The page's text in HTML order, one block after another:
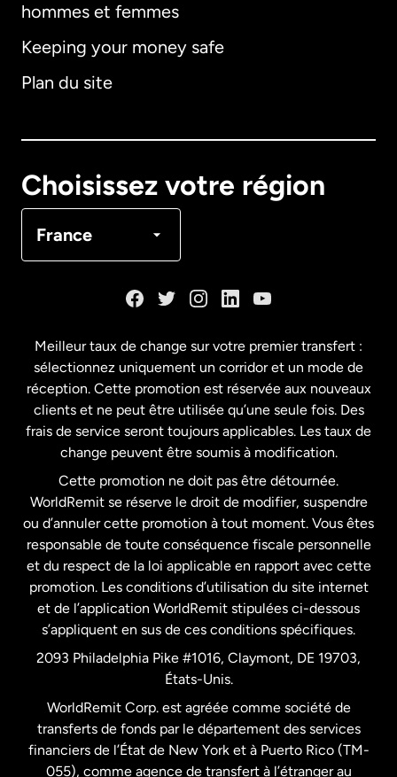
hommes et femmes
Keeping your money safe
Plan du site
Choisissez votre région
France
Allemagne
Français
États-Unis English
États-Unis Español
France
Malaisie
Nouvelle-Zélande
Pays-Bas
Royaume-Uni
Suède
Meilleur taux de change sur votre premier transfert :
sélectionnez uniquement un corridor et un mode de
réception. Cette promotion est réservée aux nouveaux
clients et ne peut être utilisée qu’une seule fois. Des
frais de service seront toujours applicables. Les taux de
change peuvent être soumis à modification.
Cette promotion ne doit pas être détournée.
WorldRemit se réserve le droit de modifier, suspendre
ou d’annuler cette promotion à tout moment. Vous êtes
responsable de toute conséquence fiscale personnelle
et du respect de la loi applicable en rapport avec cette
promotion. Les conditions d’utilisation du site internet
et de l’application WorldRemit stipulées ci-dessous
s’appliquent en sus de ces conditions spécifiques.
2093 Philadelphia Pike #1016, Claymont, DE 19703,
États-Unis.
WorldRemit Corp. est agréée comme société de
transferts de fonds par le département des services
financiers de l’État de New York et à Puerto Rico (TM-
055), comme agence de transfert à l’étranger au